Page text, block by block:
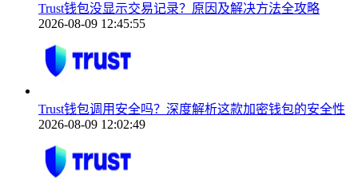
Trust钱包没显示交易记录？原因及解决方法全攻略
2026-08-09 12:45:55
Trust钱包调用安全吗？深度解析这款加密钱包的安全性
2026-08-09 12:02:49